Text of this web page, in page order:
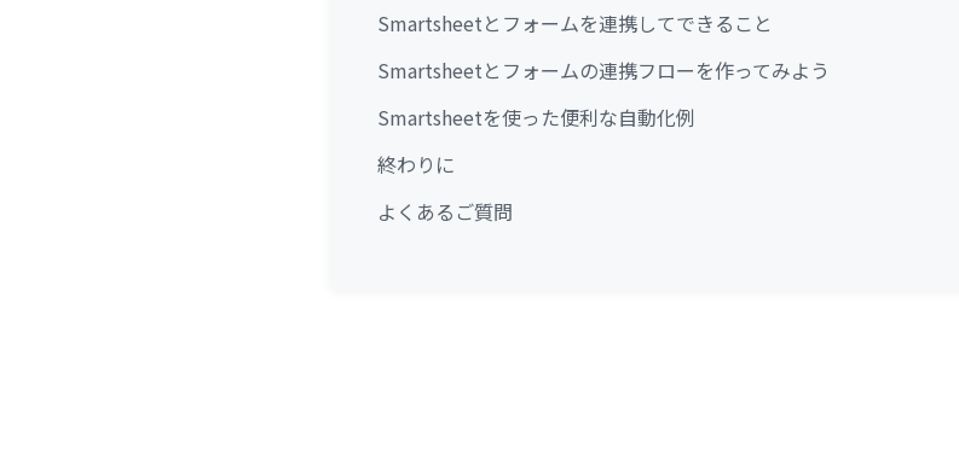
Smartsheetとフォームを連携してできること
Smartsheetとフォームの連携フローを作ってみよう
Smartsheetを使った便利な自動化例
終わりに
よくあるご質問